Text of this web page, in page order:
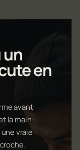
un
en
avant
la main-
vraie